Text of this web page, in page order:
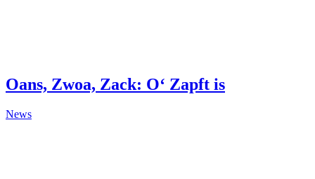
Oans, Zwoa, Zack: O‘ Zapft is
News